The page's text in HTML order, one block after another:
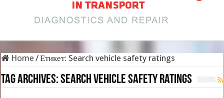
Home /Етикет: Search vehicle safety ratings
Tag Archives:Search vehicle safety ratings